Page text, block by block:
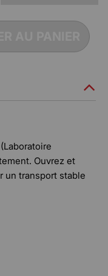
Ouvrez et
un transport stable